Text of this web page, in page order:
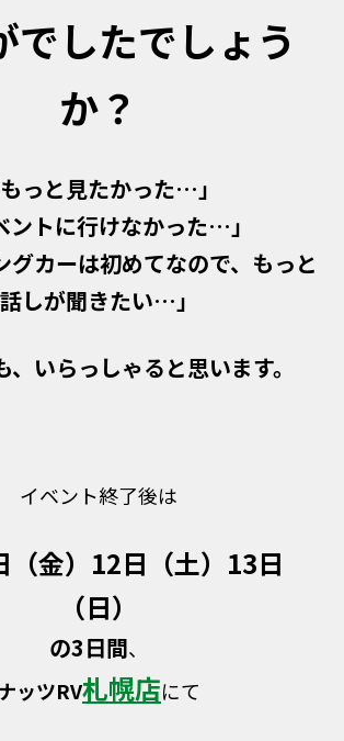
でしたでしょう
か？
もっと見たかった…」
ントに行けなかった…」
グカーは初めてなので、もっと
話しが聞きたい…」
、いらっしゃると思います。
イベント終了後は
（金）12日（土）13日
（日）
の3日間、
ッツRV札幌店にて